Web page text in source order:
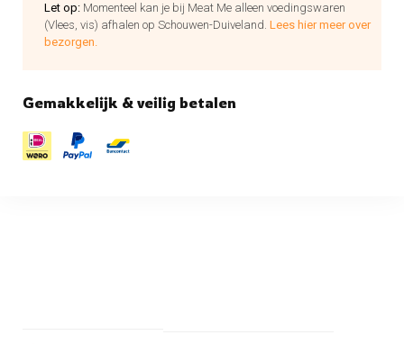
Let op: Momenteel kan je bij Meat Me alleen voedingswaren
(Vlees, vis) afhalen op Schouwen-Duiveland. Lees hier meer over
bezorgen.
Gemakkelijk & veilig betalen